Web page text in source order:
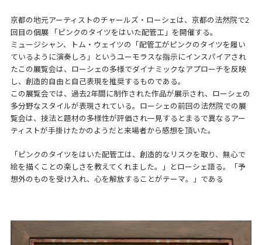
京都の地元アーティストのチャールズ・ローシェは、京都の法然院で2
回目の個展 「ピンクのタイツをはいた配管工」を開催する。
ミュージシャン、トム・ウェイツの「配管工がピンクのタイツを履い
ているように演奏しろ」というユーモラスな指示にインスパイアされ
たこの展覧会は、ローシェの多様でダイナミックなアプローチを反映
し、創造的自由と自己表現を推奨するものである。
この展覧会では、過去2年間に制作された作品が展示され、ローシェの
多分野なスタイルが表現されている。ローシェの前回の法然院での展
覧会は、技法と題材の多様性が評価され一見するとまるで異なるアー
ティストが手掛けたかのようだと来場者から感想を頂いた。
「ピンクのタイツをはいた配管工は、創造的なリスクを取り、無心で
絵を描くことの楽しさを教えてくれました。」とローシェ語る。「予
想外のものを受け入れ、心を解放することがテーマ。」である